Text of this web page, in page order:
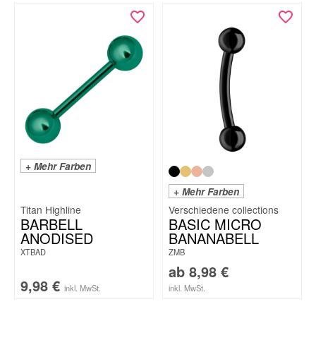
+ Mehr Farben
Titan Highline
BARBELL
ANODISED
XTBAD
9,98 € inkl. MwSt.
+ Mehr Farben
BASIC MICRO
BANANABELL
ZMB
ab 8,98 €
inkl. MwSt.